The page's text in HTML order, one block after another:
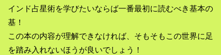
インド占星術を学びたいならば一番最初に読むべき基本の
基！
この本の内容が理解できなければ、そもそもこの世界に足
を踏み入れないほうが良いでしょう！